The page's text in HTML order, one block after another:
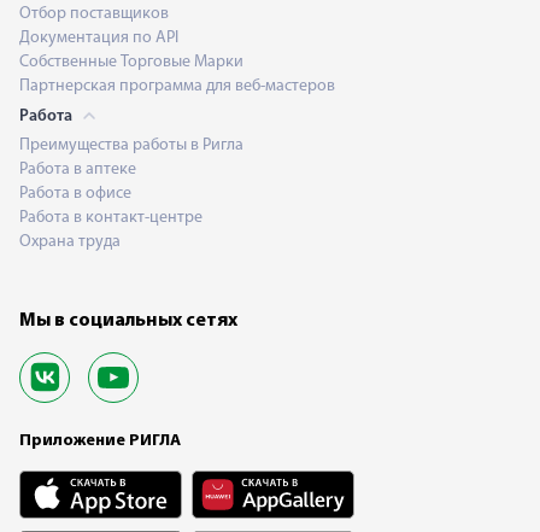
Отбор поставщиков
Документация по API
Собственные Торговые Марки
Партнерская программа для веб-мастеров
Работа
Преимущества работы в Ригла
Работа в аптеке
Работа в офисе
Работа в контакт-центре
Охрана труда
Мы в социальных сетях
Приложение РИГЛА